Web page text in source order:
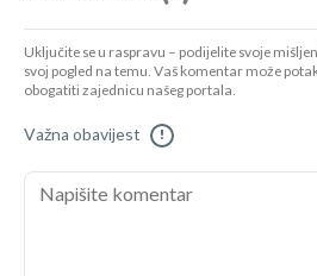
Uključite se u raspravu – podijelite svoje
svoj pogled na temu. Vaš komentar može
obogatiti zajednicu našeg portala.
Važna obavijest !